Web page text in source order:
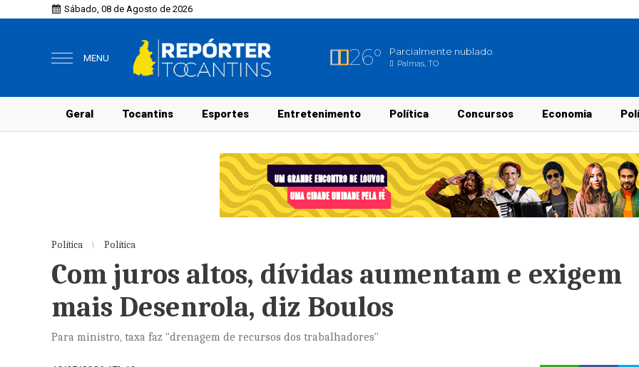
Sábado, 08 de Agosto de 2026
MENU 26° Parcialmente nublado
Palmas, TO
Geral Tocantins Esportes Entretenimento Política Concursos Economia
Política Política
Com juros altos, dívidas aumentam e exigem
mais Desenrola, diz Boulos
Para ministro, taxa faz "drenagem de recursos dos trabalhadores"